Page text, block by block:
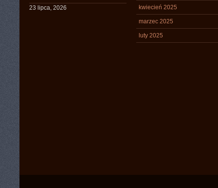
23 lipca, 2026
kwiecień 2025
marzec 2025
luty 2025